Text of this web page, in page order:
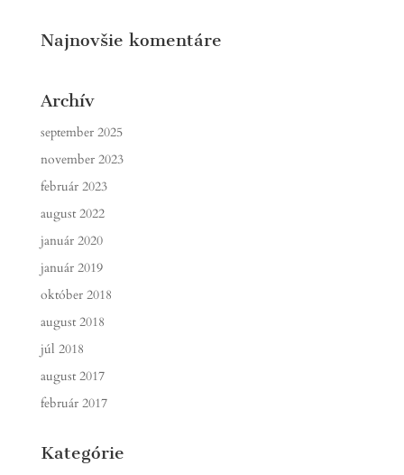
Najnovšie komentáre
Archív
september 2025
november 2023
február 2023
august 2022
január 2020
január 2019
október 2018
august 2018
júl 2018
august 2017
február 2017
Kategórie